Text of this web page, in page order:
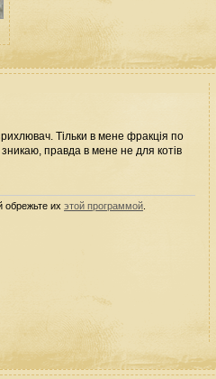
Тільки в мене фракція по
правда в мене не для котів
обрежьте их этой программой